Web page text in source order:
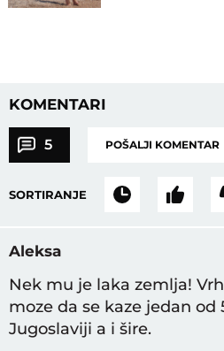
KOMENTARI
5 POŠALJI KOMENTAR
SORTIRANJE
Aleksa
Nek mu je laka zemlja!
moze da se kaze jedan
Jugoslaviji a i šire.